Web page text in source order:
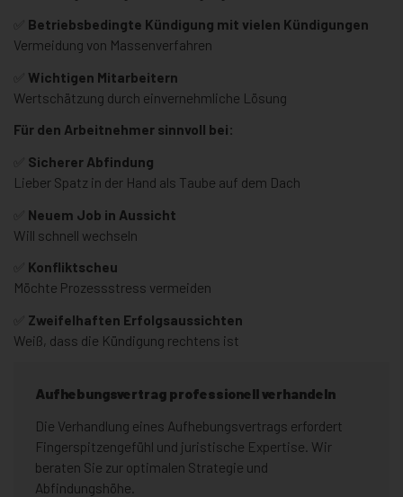
Betriebsbedingte Kündigung mit vielen Kündigungen
Vermeidung von Massenverfahren
Wichtigen Mitarbeitern
Wertschätzung durch einvernehmliche Lösung
Für den Arbeitnehmer sinnvoll bei:
Sicherer Abfindung
Lieber Spatz in der Hand als Taube auf dem Dach
Neuem Job in Aussicht
Will schnell wechseln
Konfliktscheu
Möchte Prozessstress vermeiden
Zweifelhaften Erfolgsaussichten
Weiß, dass die Kündigung rechtens ist
Aufhebungsvertrag professionell verhandeln
Die Verhandlung eines Aufhebungsvertrags erfordert
Fingerspitzengefühl und juristische Expertise. Wir
beraten Sie zur optimalen Strategie und
Abfindungshöhe.